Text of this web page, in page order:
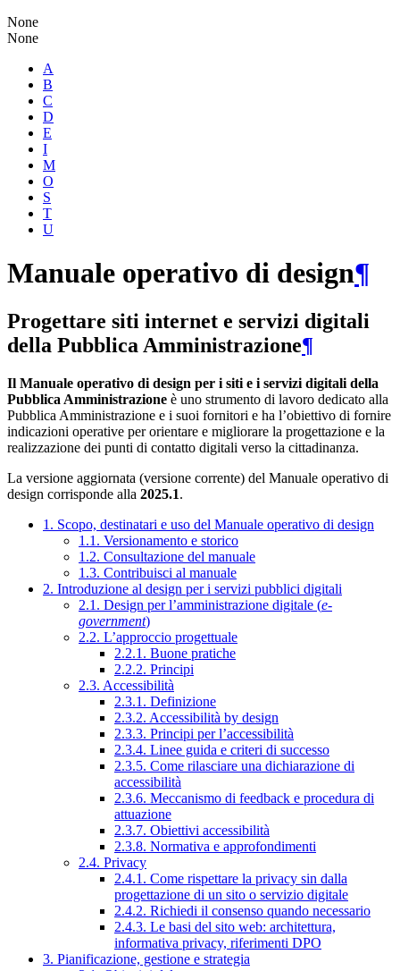
None
None
A
B
C
D
E
I
M
O
S
T
U
Manuale operativo di design¶
Progettare siti internet e servizi digitali
della Pubblica Amministrazione¶
Il Manuale operativo di design per i siti e i servizi digitali della
Pubblica Amministrazione è uno strumento di lavoro dedicato alla
Pubblica Amministrazione e i suoi fornitori e ha l’obiettivo di fornire
indicazioni operative per orientare e migliorare la progettazione e la
realizzazione dei punti di contatto digitali verso la cittadinanza.
La versione aggiornata (versione corrente) del Manuale operativo di
design corrisponde alla 2025.1.
1. Scopo, destinatari e uso del Manuale operativo di design
1.1. Versionamento e storico
1.2. Consultazione del manuale
1.3. Contribuisci al manuale
2. Introduzione al design per i servizi pubblici digitali
2.1. Design per l’amministrazione digitale (e-
government)
2.2. L’approccio progettuale
2.2.1. Buone pratiche
2.2.2. Principi
2.3. Accessibilità
2.3.1. Definizione
2.3.2. Accessibilità by design
2.3.3. Principi per l’accessibilità
2.3.4. Linee guida e criteri di successo
2.3.5. Come rilasciare una dichiarazione di
accessibilità
2.3.6. Meccanismo di feedback e procedura di
attuazione
2.3.7. Obiettivi accessibilità
2.3.8. Normativa e approfondimenti
2.4. Privacy
2.4.1. Come rispettare la privacy sin dalla
progettazione di un sito o servizio digitale
2.4.2. Richiedi il consenso quando necessario
2.4.3. Le basi del sito web: architettura,
informativa privacy, riferimenti DPO
3. Pianificazione, gestione e strategia